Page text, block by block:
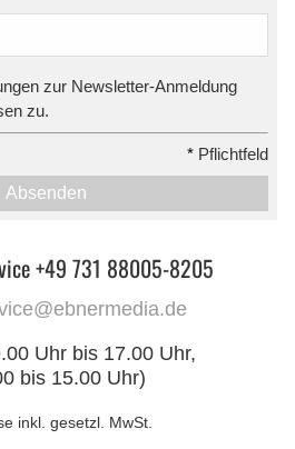
zur Newsletter-Anmeldung
zu.
* Pflichtfeld
Absenden
+49 731 88005-8205
Uhr bis 17.00 Uhr,
bis 15.00 Uhr)
inkl. gesetzl. MwSt.